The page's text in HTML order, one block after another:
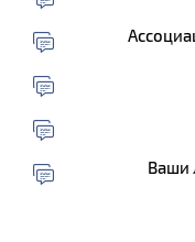
Ваши